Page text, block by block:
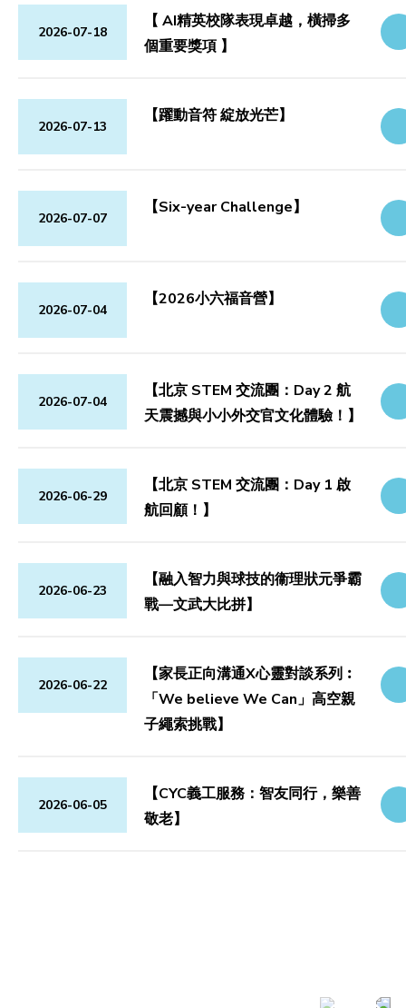
2026-07-18
【 AI精英校隊表現卓越，橫掃多
個重要獎項 】
2026-07-13
【躍動音符 綻放光芒】
2026-07-07
【Six-year Challenge】
2026-07-04
【2026小六福音營】
2026-07-04
【北京 STEM 交流團：Day 2 航
天震撼與小小外交官文化體驗！】
2026-06-29
【北京 STEM 交流團：Day 1 啟
航回顧！】
2026-06-23
【融入智力與球技的衞理狀元爭霸
戰—文武大比拼】
2026-06-22
【家長正向溝通X心靈對談系列︰
「We believe We Can」高空親
子繩索挑戰】
2026-06-05
【CYC義工服務：智友同行，樂善
敬老】